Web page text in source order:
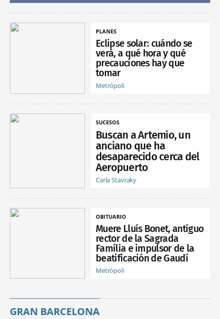
PLANES
Eclipse solar: cuándo se
verá, a qué hora y qué
precauciones hay que
tomar
Metrópoli
SUCESOS
Buscan a Artemio, un
anciano que ha
desaparecido cerca del
Aeropuerto
Carla Stavraky
OBITUARIO
Muere Lluís Bonet, antiguo
rector de la Sagrada
Família e impulsor de la
beatificación de Gaudí
Metrópoli
GRAN BARCELONA